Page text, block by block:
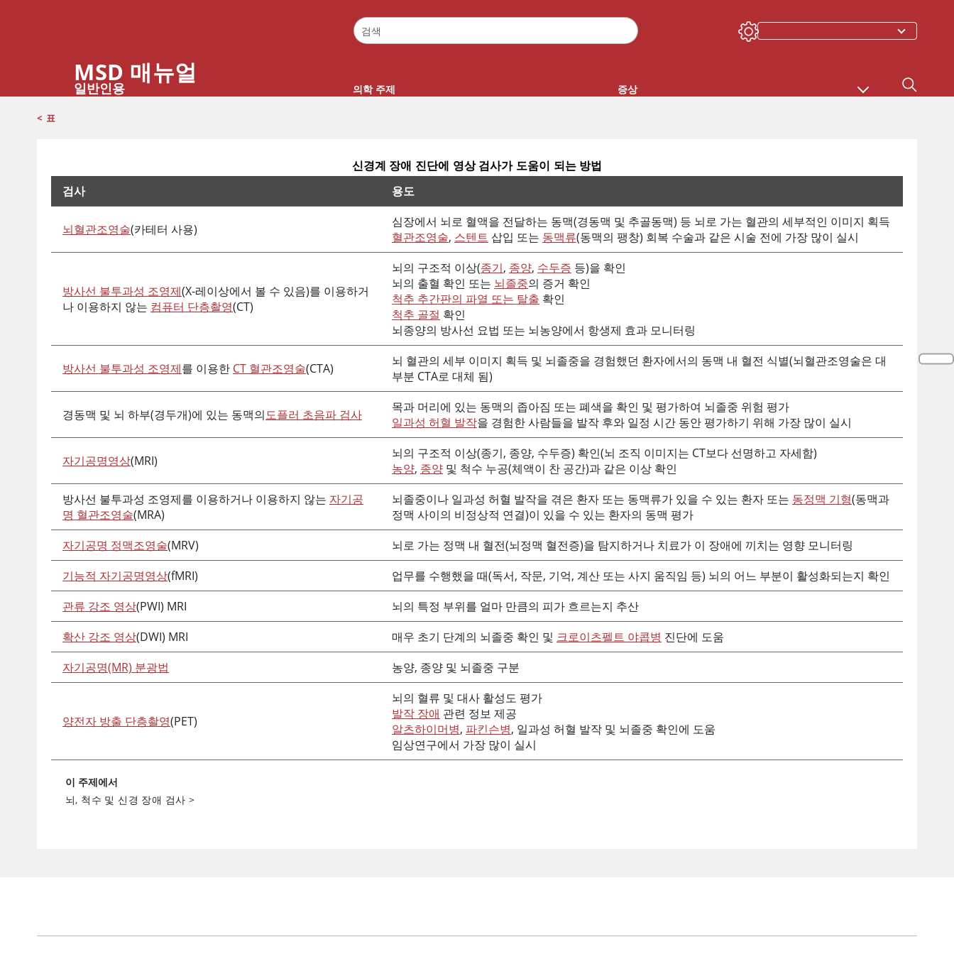
MSD 매뉴얼
일반인용 의학 주제 증상
< 표
신경계 장애 진단에 영상 검사가 도움이 되는 방법
검사 용도
뇌혈관조영술(카테터 사용)
심장에서 뇌로 혈액을 전달하는 동맥(경동맥 및 추골동맥) 등 뇌로 가는 혈관의 세부적인 이미지 획득
혈관조영술, 스텐트 삽입 또는 동맥류(동맥의 팽창) 회복 수술과 같은 시술 전에 가장 많이 실시
방사선 불투과성 조영제(X-레이상에서 볼 수 있음)를 이용하거
나 이용하지 않는 컴퓨터 단층촬영(CT)
뇌의 구조적 이상(종기, 종양, 수두증 등)을 확인
뇌의 출혈 확인 또는 뇌졸중의 증거 확인
척추 추간판의 파열 또는 탈출 확인
척추 골절 확인
뇌종양의 방사선 요법 또는 뇌농양에서 항생제 효과 모니터링
방사선 불투과성 조영제를 이용한 CT 혈관조영술(CTA)
뇌 혈관의 세부 이미지 획득 및 뇌졸중을 경험했던 환자에서의 동맥 내 혈전 식별(뇌혈관조영술은 대
부분 CTA로 대체 됨)
경동맥 및 뇌 하부(경두개)에 있는 동맥의도플러 초음파 검사
목과 머리에 있는 동맥의 좁아짐 또는 폐색을 확인 및 평가하여 뇌졸중 위험 평가
일과성 허혈 발작을 경험한 사람들을 발작 후와 일정 시간 동안 평가하기 위해 가장 많이 실시
자기공명영상(MRI)
뇌의 구조적 이상(종기, 종양, 수두증) 확인(뇌 조직 이미지는 CT보다 선명하고 자세함)
농양, 종양 및 척수 누공(체액이 찬 공간)과 같은 이상 확인
방사선 불투과성 조영제를 이용하거나 이용하지 않는 자기공
명 혈관조영술(MRA)
뇌졸중이나 일과성 허혈 발작을 겪은 환자 또는 동맥류가 있을 수 있는 환자 또는 동정맥 기형(동맥과
정맥 사이의 비정상적 연결)이 있을 수 있는 환자의 동맥 평가
자기공명 정맥조영술(MRV)
뇌로 가는 정맥 내 혈전(뇌정맥 혈전증)을 탐지하거나 치료가 이 장애에 끼치는 영향 모니터링
기능적 자기공명영상(fMRI)
업무를 수행했을 때(독서, 작문, 기억, 계산 또는 사지 움직임 등) 뇌의 어느 부분이 활성화되는지 확인
관류 강조 영상(PWI) MRI
뇌의 특정 부위를 얼마 만큼의 피가 흐르는지 추산
확산 강조 영상(DWI) MRI 매우 초기 단계의 뇌졸중 확인 및 크로이츠펠트 야콥병 진단에 도움
자기공명(MR) 분광법
농양, 종양 및 뇌졸중 구분
양전자 방출 단층촬영(PET)
뇌의 혈류 및 대사 활성도 평가
발작 장애 관련 정보 제공
알츠하이머병, 파킨슨병, 일과성 허혈 발작 및 뇌졸중 확인에 도움
임상연구에서 가장 많이 실시
이 주제에서
뇌, 척수 및 신경 장애 검사 >